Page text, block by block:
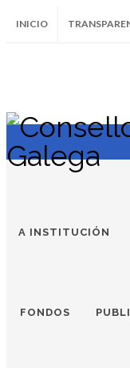
INICIO
A INSTITUCIÓN
FONDOS